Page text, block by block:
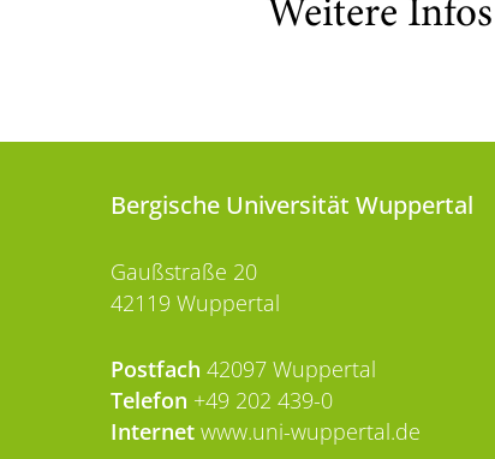
Weitere
Bergische Universität Wuppertal
Gaußstraße 20
42119 Wuppertal
Postfach 42097 Wuppertal
Telefon +49 202 439-0
Internet www.uni-wuppertal.de